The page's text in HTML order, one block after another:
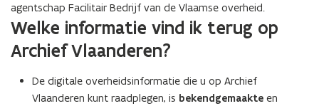
agentschap Facilitair Bedrijf van de Vlaamse overheid.
Welke informatie vind ik terug op
Archief Vlaanderen?
De digitale overheidsinformatie die u op Archief
Vlaanderen kunt raadplegen, is bekendgemaakte en